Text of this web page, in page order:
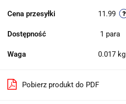
Cena przesyłki 11.99
Dostępność 1 para
Waga 0.017 kg
Pobierz produkt do PDF